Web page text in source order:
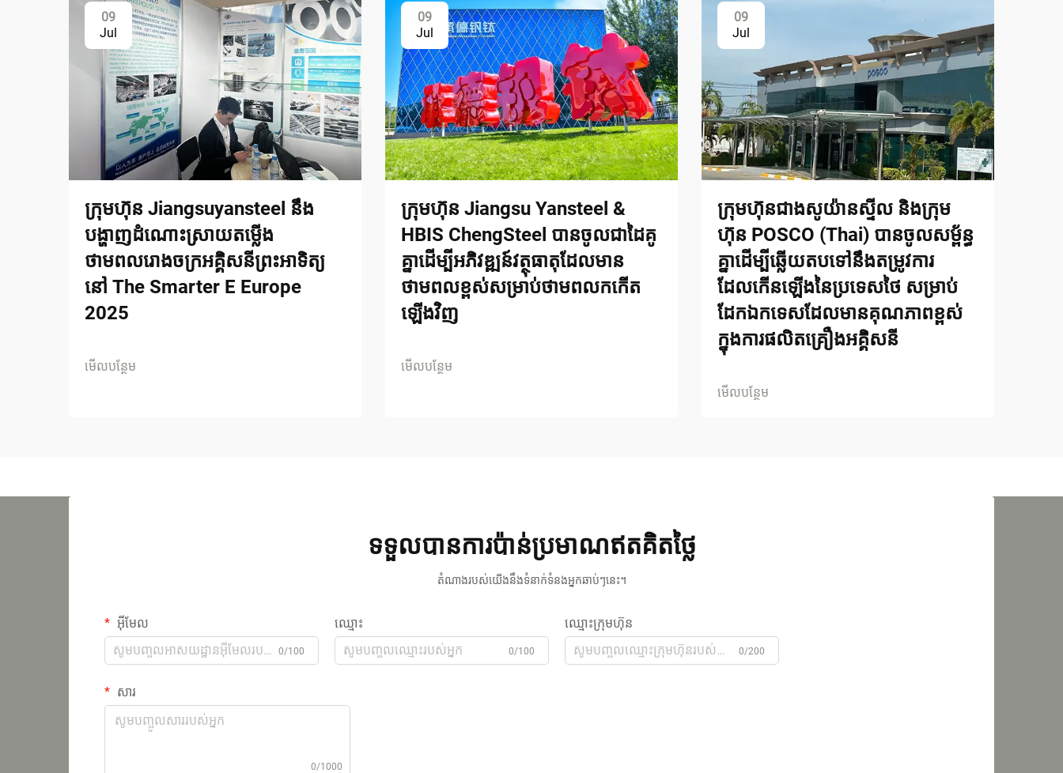
09
Jul
ក្រុមហ៊ុន Jiangsuyansteel នឹង
បង្ហាញដំណោះស្រាយតម្លើង
ថាមពលរោងចក្រអគ្គិសនីព្រះអាទិត្យ
នៅ The Smarter E Europe
2025
មើលបន្ថែម
09
Jul
ក្រុមហ៊ុន Jiangsu Yansteel &
HBIS ChengSteel បានចូលជាដៃគូ
គ្នាដើម្បីអភិវឌ្ឍន៍វត្ថុធាតុដែលមាន
ថាមពលខ្ពស់សម្រាប់ថាមពលកកើត
ឡើងវិញ
មើលបន្ថែម
09
Jul
ក្រុមហ៊ុនជាងសូយ៉ានស្ទីល និងក្រុម
ហ៊ុន POSCO (Thai) បានចូលសម្ព័ន្ធ
គ្នាដើម្បីឆ្លើយតបទៅនឹងតម្រូវការ
ដែលកើនឡើងនៃប្រទេសថៃ សម្រាប់
ដែកឯកទេសដែលមានគុណភាពខ្ពស់
ក្នុងការផលិតគ្រឿងអគ្គិសនី
មើលបន្ថែម
ទទួលបានការប៉ាន់ប្រមាណឥតគិតថ្លៃ
តំណាងរបស់យើងនឹងទំនាក់ទំនងអ្នកឆាប់ៗនេះ។
អ៊ីមែល
0/100
ឈ្មោះ
0/100
ឈ្មោះក្រុមហ៊ុន
0/200
សារ
0/1000